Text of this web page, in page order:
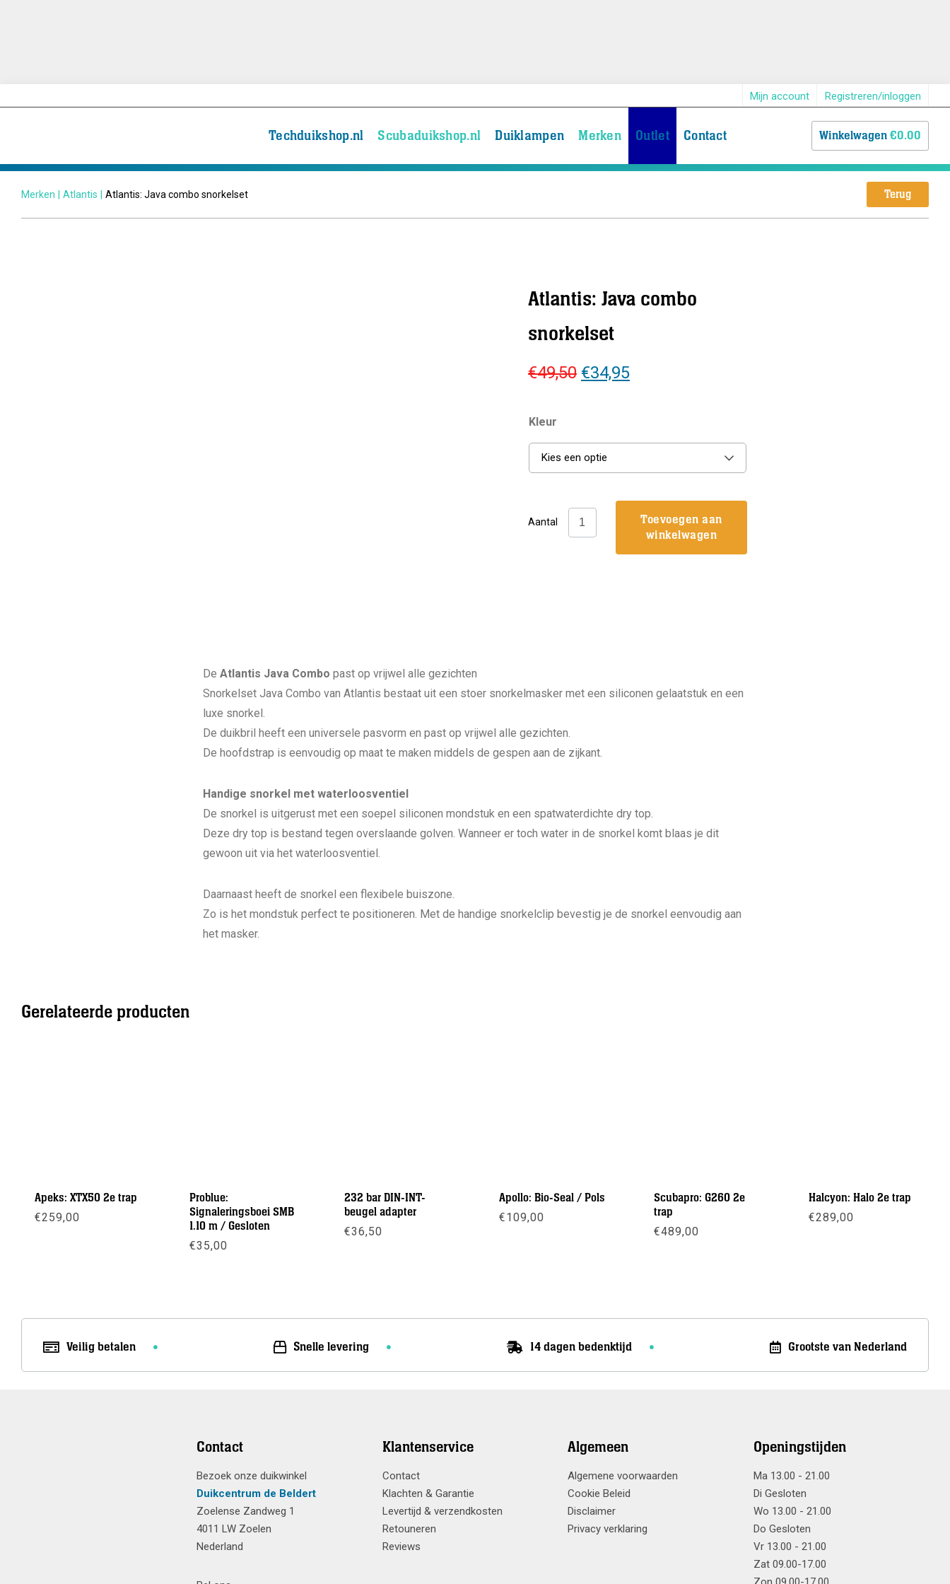
Mijn account Registreren/inloggen
Techduikshop.nl Scubaduikshop.nl Duiklampen Merken Outlet Contact Winkelwagen€0.00
Merken Atlantis Atlantis: Java combo snorkelset Terug
Atlantis: Java combo
snorkelset
€49,50 Oorspronkelijke
€34,95Huidige
Kleur
Kies een optie
Aantal
Atlantis:
Java
Toevoegen aan
winkelwagen
De Atlantis Java Combo past op vrijwel alle gezichten
Snorkelset Java Combo van Atlantis bestaat uit een stoer snorkelmasker met een siliconen gelaatstuk en een
luxe snorkel.
De duikbril heeft een universele pasvorm en past op vrijwel alle gezichten.
De hoofdstrap is eenvoudig op maat te maken middels de gespen aan de zijkant.
Handige snorkel met waterloosventiel
De snorkel is uitgerust met een soepel siliconen mondstuk en een spatwaterdichte dry top.
Deze dry top is bestand tegen overslaande golven. Wanneer er toch water in de snorkel komt blaas je dit
gewoon uit via het waterloosventiel.
Daarnaast heeft de snorkel een flexibele buiszone.
Zo is het mondstuk perfect te positioneren. Met de handige snorkelclip bevestig je de snorkel eenvoudig aan
het masker.
Gerelateerde producten
Apeks: XTX50 2e trap
€259,00
Problue:
Signaleringsboei SMB
1.10 m / Gesloten
€35,00
232 bar DIN-INT-
beugel adapter
€36,50
Apollo: Bio-Seal / Pols
€109,00
Scubapro: G260 2e
trap
€489,00
Halcyon: Halo 2e trap
€289,00
Veilig betalen Snelle levering 14 dagen bedenktijd Grootste van Nederland
Contact
Bezoek onze duikwinkel
Duikcentrum de Beldert
Zoelense Zandweg 1
4011 LW Zoelen
Nederland
Klantenservice
Contact
Klachten & Garantie
Levertijd & verzendkosten
Retouneren
Reviews
Algemeen
Algemene voorwaarden
Cookie Beleid
Disclaimer
Privacy verklaring
Openingstijden
Ma 13.00 - 21.00
Di Gesloten
Wo 13.00 - 21.00
Do Gesloten
Vr 13.00 - 21.00
Zat 09.00-17.00